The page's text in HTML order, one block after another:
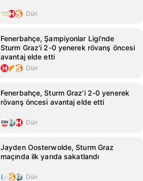
Dün
Fenerbahçe, Şampiyonlar Ligi'nde
Sturm Graz'i 2-0 yenerek rövanş öncesi
avantaj elde etti
Dün
Fenerbahçe, Sturm Graz'i 2-0 yenerek
rövanş öncesi avantaj elde etti
Dün
Jayden Oosterwolde, Sturm Graz
maçında ilk yarıda sakatlandı
Dün